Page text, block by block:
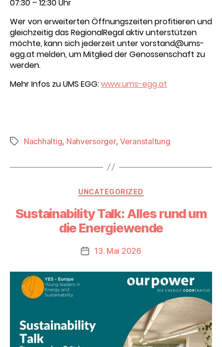
07:30 – 12:30 Uhr
Wer von erweiterten Öffnungszeiten profitieren und
gleichzeitig das RegionalRegal aktiv unterstützen
möchte, kann sich jederzeit unter vorstand@ums-
egg.at melden, um Mitglied der Genossenschaft zu
werden.
Mehr Infos zu UMS EGG:www.ums-egg.at
Schlagwörter
Nachhaltig, Nahversorger,Veranstaltung
Kategorien
UNCATEGORIZED
Sustainability Talk: Alles rund um
die Energiewende
Beitragsdatum
13. Mai 2026